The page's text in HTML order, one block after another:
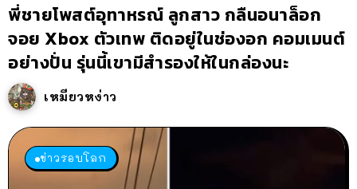
พี่ชายโพสต์อุทาหรณ์ ลูกสาว กลืนอนาล็อก
จอย Xbox ตัวเทพ ติดอยู่ในช่องอก คอมเมนต์
อย่างปั่น รุ่นนี้เขามีสำรองให้ในกล่องนะ
เหมียวหง่าว
ข่าวรอบโลก